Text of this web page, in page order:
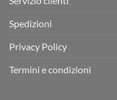
Spedizioni
Privacy Policy
Termini e condizioni